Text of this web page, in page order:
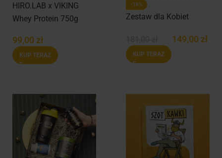
HIRO.LAB x VIKING
Whey Protein 750g
99,00 zł
KUP TERAZ
-18%
Zestaw dla Kobiet
149,00 zł
KUP TERAZ